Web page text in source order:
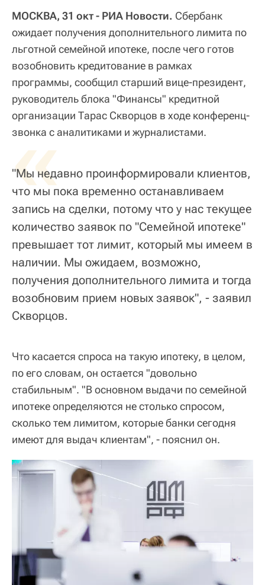
МОСКВА, 31 окт - РИА Новости. Сбербанк
ожидает получения дополнительного лимита по
льготной семейной ипотеке, после чего готов
возобновить кредитование в рамках
программы, сообщил старший вице-президент,
руководитель блока "Финансы" кредитной
организации Тарас Скворцов в ходе конференц-
звонка с аналитиками и журналистами.
«
"Мы недавно проинформировали клиентов,
что мы пока временно останавливаем
запись на сделки, потому что у нас текущее
количество заявок по "Семейной ипотеке"
превышает тот лимит, который мы имеем в
наличии. Мы ожидаем, возможно,
получения дополнительного лимита и тогда
возобновим прием новых заявок", - заявил
Скворцов.
Что касается спроса на такую ипотеку, в целом,
по его словам, он остается "довольно
стабильным". "В основном выдачи по семейной
ипотеке определяются не столько спросом,
сколько тем лимитом, которые банки сегодня
имеют для выдач клиентам", - пояснил он.